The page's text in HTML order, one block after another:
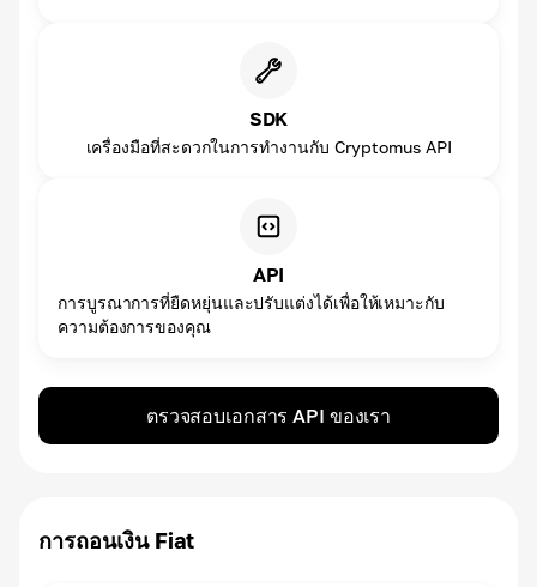
การถอนเงิน Fiat
SDK
เครื่องมือที่สะดวกในการทำงานกับ Cryptomus API
API
การบูรณาการที่ยืดหยุ่นและปรับแต่งได้เพื่อให้เหมาะกับ
ความต้องการของคุณ
ตรวจสอบเอกสาร API ของเรา